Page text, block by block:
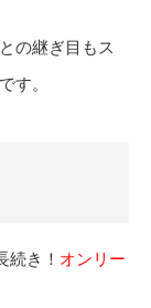
の継ぎ目もス
す。
続き！ オンリー